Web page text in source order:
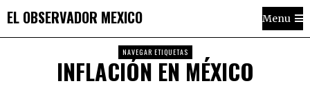
EL OBSERVADOR MEXICO Menu
NAVEGAR ETIQUETAS
INFLACIÓN EN MÉXICO